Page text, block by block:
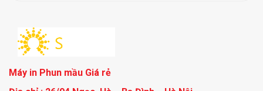
Máy in Phun mầu Giá rẻ